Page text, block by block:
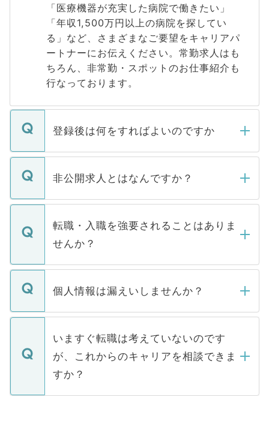
「医療機器が充実した病院で働きたい」
「年収1,500万円以上の病院を探してい
る」など、さまざまなご要望をキャリアパ
ートナーにお伝えください。常勤求人はも
ちろん、非常勤・スポットのお仕事紹介も
行なっております。
登録後は何をすればよいのですか
ご登録いただきましたら、弊社担当者がご
登録内容を確認し、その後メールもしくは
ます。通常、5営業日以内にはご連絡をせて
いただきますので、しばらくお待ちくださ
非公開求人とはなんですか？
マイナビDOCTORで取り扱っている求人の
うち約3割は、Webサイトからご覧いただ
けない「非公開求人」です。非公開求人は
下記の理由によって、一般には公開してい
ません。
■応募殺到を避けるため 人気のある医療機
関を公にしてしまうと、応募が殺到する場
に、医療機関が求める条件に合った人材の
みを人材紹介会社に依頼するケースが増え
ています。
転職・入職を強要されることはありま
せんか？
転職・入職を強要することは一切ありませ
ん。また、仮に応募先から内定をいただい
定を承諾する必要はありません。内定先へ
の辞退の連絡はキャリアパートナーが行い
個人情報は漏えいしませんか？
個人情報が漏えいすることはありませんの
で、ご安心ください。当サイトからの登録
などで収集したご登録者様の個人情報は、
ご本人のキャリアアップおよび転職活動の
支援を目的に使用いたします。お預かりし
ているすべての個人データはご本人の許可
いますぐ転職は考えていないのです
が、これからのキャリアを相談できま
すか？